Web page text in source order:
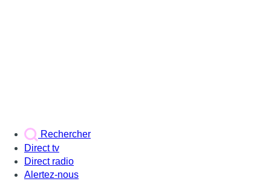
Rechercher
Direct tv
Direct radio
Alertez-nous